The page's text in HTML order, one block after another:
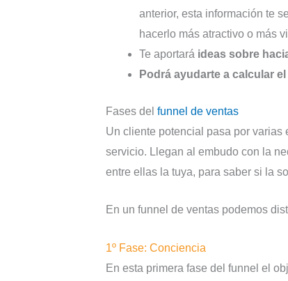
anterior, esta información te
hacerlo más atractivo o más
Te aportará ideas sobre
Podrá ayudarte a calcular el
Fases del funnel de ventas
Un cliente potencial pasa por varias
servicio. Llegan al embudo con la
entre ellas la tuya, para saber si la
En un funnel de ventas podemos
1º Fase: Conciencia
En esta primera fase del funnel el